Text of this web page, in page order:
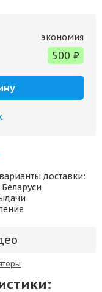
экономия
500 ₽
доставки: